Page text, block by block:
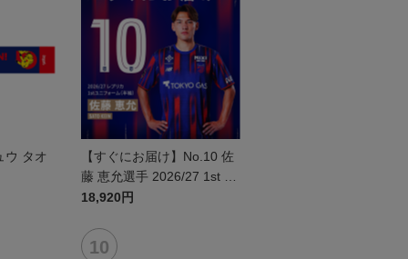
タオ
【すぐにお届け】No.10 佐
藤 恵允選手 2026/27 1st レ
プリカユニフォーム 半袖
18,920円